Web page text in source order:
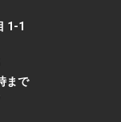
1-1
まで